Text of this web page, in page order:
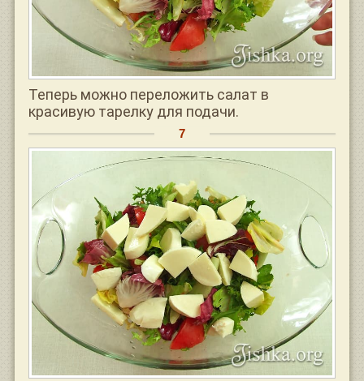
Теперь можно переложить салат в
красивую тарелку для подачи.